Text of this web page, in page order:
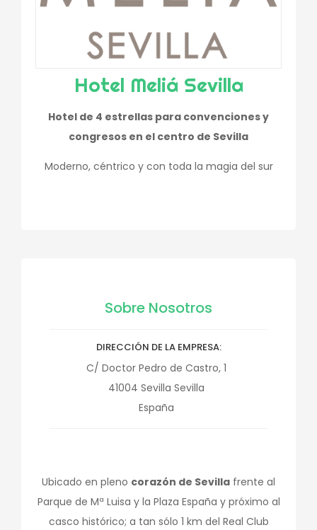
Hotel Meliá Sevilla
Hotel de 4 estrellas para convenciones y
congresos en el centro de Sevilla
Moderno, céntrico y con toda la magia del sur
Sobre Nosotros
DIRECCIÓN DE LA EMPRESA
C/ Doctor Pedro de Castro, 1
41004 Sevilla Sevilla
España
Ubicado en pleno corazón de Sevilla frente al
Parque de Mª Luisa y la Plaza España y próximo al
casco histórico; a tan sólo 1 km del Real Club